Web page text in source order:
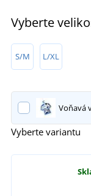
Vyberte
S/M L/XL
Voňavá
Vyberte variantu